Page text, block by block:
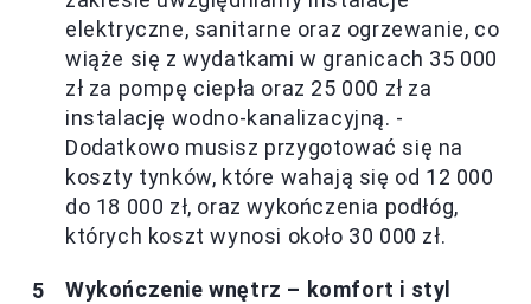
elektryczne, sanitarne oraz ogrzewanie, co
wiąże się z wydatkami w granicach 35 000
zł za pompę ciepła oraz 25 000 zł za
instalację wodno-kanalizacyjną. -
Dodatkowo musisz przygotować się na
koszty tynków, które wahają się od 12 000
do 18 000 zł, oraz wykończenia podłóg,
których koszt wynosi około 30 000 zł.
Wykończenie wnętrz – komfort i styl